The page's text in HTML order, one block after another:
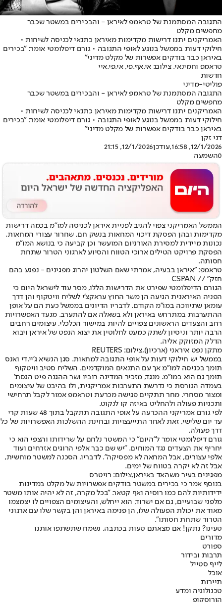
התגובה המסתמנת של טראמפ לאיראן - והבכירים במשטר שכבר
מחפשים מקלט
האמריקנים יתנו דרישות מקדימות מאיראן כתנאי לכניסה לשיחות •
חילוקי דעות בממשל בנוגע לאופי התגובה • גורם דיפלומטי אומר: "בכירים
באיראן כבר בודקים אפשרות של מקלט מדיני"
טראמפ וחמינאי. צילום: אי.אף.פי, אי.פי.איי
חדשות
פוליטי-מדיני
התגובה המסתמנת של טראמפ לאיראן - והבכירים במשטר שכבר
מחפשים מקלט
האמריקנים יתנו דרישות מקדימות מאיראן כתנאי לכניסה לשיחות •
חילוקי דעות בממשל בנוגע לאופי התגובה • גורם דיפלומטי אומר: "בכירים
באיראן כבר בודקים אפשרות של מקלט מדיני"
דני זקן
12/1/2026, 16:58
,עודכן12/1/2026, 21:15
0השמעה
הממשל האמריקני צפוי להגיב לפניית איראן לכניסה למו"מ בכמה דרישות
מקדימות ובהן הפסקת דיכוי המחאות בנשק חם, שחרור עצורי המחאות,
נכונות מיידית למסירת האורניום המועשר וכן קביעה כי בנושא המו"מ
הפסקת פרויקט הטילים ארוכי הטווח והסיוע לארגוני הטרור שתחת
חסותה.
טראמפ: "איראן בבעיה, אמרתי שאם השלטון יהרוג מפגינים - נפגע בהם
חזק" // CSPAN
הגורם הדיפלומטי שפירט את הדרישות הללו, מסר עוד לישראל היום כי
הפניה האיראנית הגיעה הן משר החוץ עראקצ'י לשליח וויטקוף והן דרך
עומאן שתיווכה במו"מ הקודם. לדבריו הדיונים בממשל כעת הם על אופן
ההתערבות במתרחש באיראן ולא בשאלה אם להתערב. מנעד האפשרויות
רחב והצעדים הראשונים צפויים להיות במישור הכלכלי, עיצומים רחבים
הרבה יותר וניסיון לשתק כמעט לחלוטין את יצוא הנפט של איראן ויבוא
הדלק המזוקק אליה.
מתקן נפט איראני (ארכיון),צילום: REUTERS
בממשל יש חילוקי דעות על אופי התגובה למחאות. סגן הנשיא ג'יי.די ואנס
תומך בכניסה למו"מ אך עם התנאים המוקדמים. השליח סטיב וויטקוף
תומך גם הוא במו"מ. מנגד, מזכיר המדינה רוביו ושר ההגנה פיט הגסת'
בעמדה הגורסת כי נדרשת התערבות אמריקנית, ולו בהיבט של עיצומים
ומצור מסחרי. מחר תתקיים פגישה מכרעת וטראמפ אמור לקבל תרחישי
ותכניות פעולה ולהחליט באיזה קו לנקוט.
לפי גורם אמריקני ההכרעה על אופי התגובה תתקבל בתוך 48 שעות קרי
עד יום שלישי, זאת לאחר התייעצויות ובחינת ההשלכות האפשרויות של כל
דרך פעולה.
גורם דיפלומטי אומר ל"היום" כי המשטר נלחם על שרידותו והצפי הוא כי
יחריף את הצעדים נגד המוחים. "יש שם כבר אלפי הרוגים אזרחים ועוד
אלפי עצורים, אבל המחאה לא מפסיקה". לדבריו, הסכנה למשטר מוחשית,
אבל זה לא יקרה בטווח של ימים.
מפגינים בעיר משהאד באיראן,צילום: רויטרס
בנוסף אמר כי בכירים במשטר בודקים אפשרויות של מקלט במדינות
ידידותיות להם כמו רוסיה ואף קטאר. "בכל מקרה, זה לא יהיה אותו משטר
מלפני שבועיים, גם אם ישרוד, הוא ייחלש, והעיצומים הצפויים לו יצמצמו
מאוד את יכולת הפעולה שלו, הן פנימה באיראן והן בקשר שלו עם ארגוני
הטרור שתחת חסותו".
טעינו? נתקן! אם מצאתם טעות בכתבה, נשמח שתשתפו אותנו
מדורים
ספורט
תרבות ובידור
לייף סטייל
אוכל
תיירות
טכנולוגיה ומדע
הורוסקופ